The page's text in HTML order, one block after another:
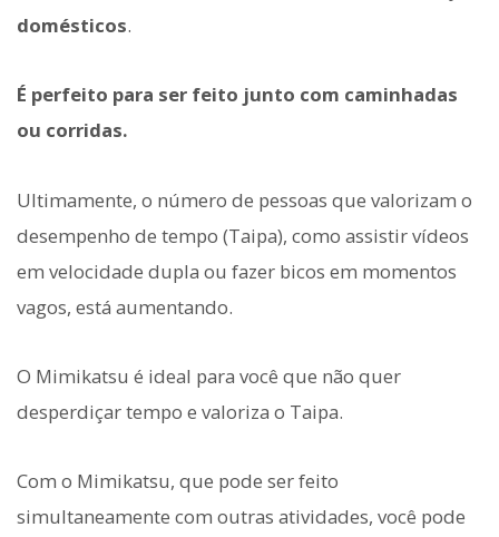
domésticos.
É perfeito para ser feito junto com caminhadas
ou corridas.
Ultimamente, o número de pessoas que valorizam o
desempenho de tempo (Taipa), como assistir vídeos
em velocidade dupla ou fazer bicos em momentos
vagos, está aumentando.
O Mimikatsu é ideal para você que não quer
desperdiçar tempo e valoriza o Taipa.
Com o Mimikatsu, que pode ser feito
simultaneamente com outras atividades, você pode